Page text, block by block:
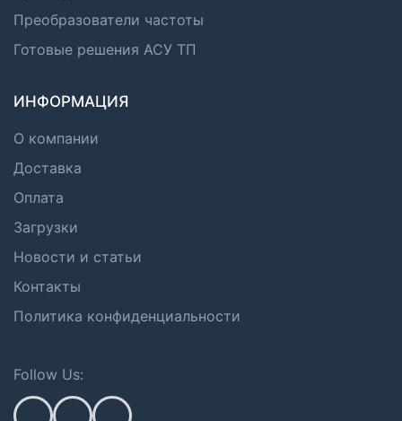
Преобразователи частоты
Готовые решения АСУ ТП
ИНФОРМАЦИЯ
О компании
Доставка
Оплата
Загрузки
Новости и статьи
Контакты
Политика конфиденциальности
Follow Us: